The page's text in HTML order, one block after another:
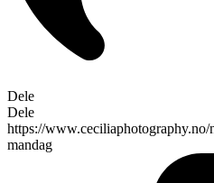
Dele
Dele
https://
mandag